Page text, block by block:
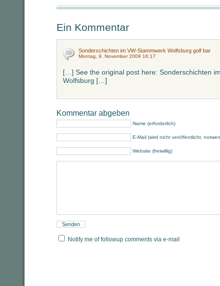
Ein Kommentar
Sonderschichten im VW-Stammwerk Wolfsburg golf bar
Montag, 9. November 2009 16:17
[…] See the original post here: Sonderschichten
Wolfsburg […]
Kommentar abgeben
Name (erforderlich)
E-Mail (wird nicht veröffentlicht,
Website (freiwillig)
Notify me of followup comments via e-mail